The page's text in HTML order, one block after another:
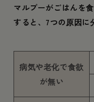
マルプーがごはんを
すると、7つの原因に
病気や老化で食欲
が無い